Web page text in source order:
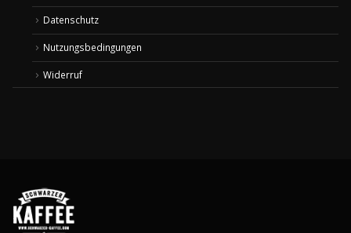
Datenschutz
Nutzungsbedingungen
Widerruf